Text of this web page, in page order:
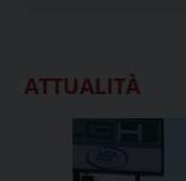
ATTUALITÀ